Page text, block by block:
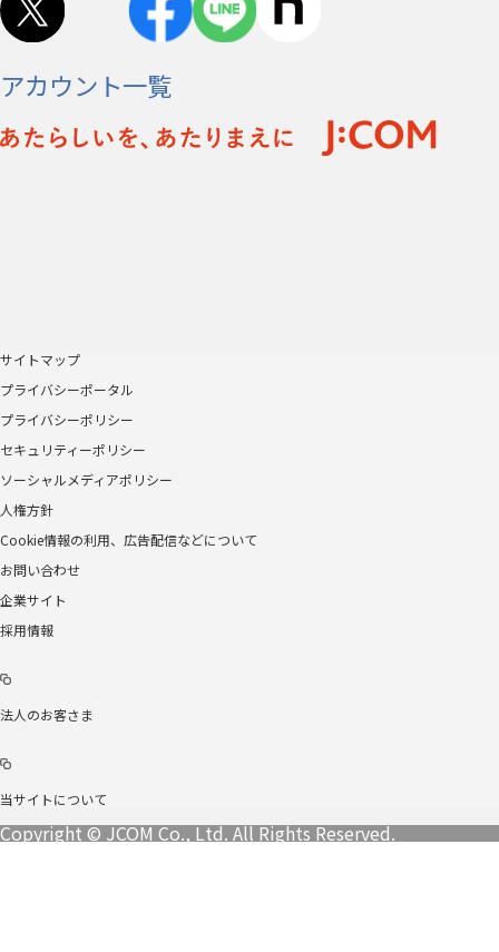
アカウント一覧
サイトマップ
プライバシーポータル
プライバシーポリシー
セキュリティーポリシー
ソーシャルメディアポリシー
人権方針
Cookie情報の利用、広告配信などについて
お問い合わせ
企業サイト
採用情報
法人のお客さま
当サイトについて
Copyright © JCOM Co., Ltd. All Rights Reserved.